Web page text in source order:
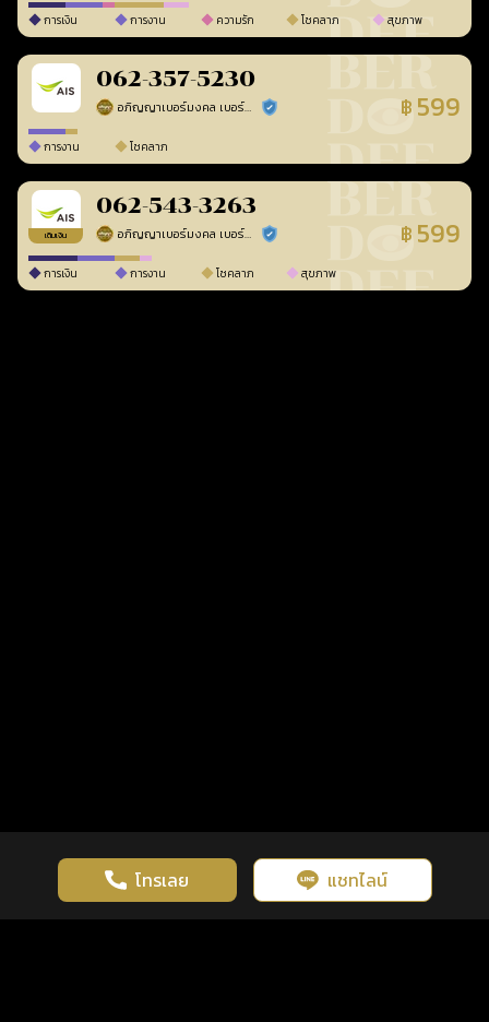
การเงิน การงาน ความรัก โชคลาภ สุขภาพ
062-357-5230
อภิญญาเบอร์มงคล เบอร์สวยเลขศาสตร์ ร้านยืนยันแล้ว ฿ 599
การงาน โชคลาภ
เติมเงิน
062-543-3263
อภิญญาเบอร์มงคล เบอร์สวยเลขศาสตร์ ร้านยืนยันแล้ว ฿ 599
การเงิน การงาน โชคลาภ สุขภาพ
โทรเลย แชทไลน์
เว็บไซต์นี้มีการใช้งานคุกกี้ เพื่อเพิ่มประสิทธิภาพและประสบการณ์ที่ดี
ในการใช้งานเว็บไซต์ นโยบายความเป็นส่วนตัว
รู้ก่อน พร้อมกว่า ทุกจังหวะชีวิต คลิกดูดวงฟรี